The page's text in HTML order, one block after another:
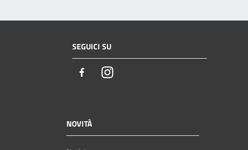
SEGUICI SU
FacebookInstagram
NOVITÀ